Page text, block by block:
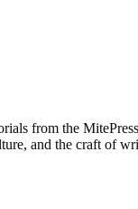
from the
and the craft of